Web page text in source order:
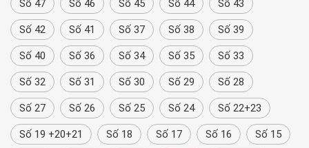
Số 47 Số 46 Số 45 Số 44 Số 43
Số 42 Số 41 Số 37 Số 38 Số 39
Số 40 Số 36 Số 34 Số 35 Số 33
Số 32 Số 31 Số 30 Số 29 Số 28
Số 27 Số 26 Số 25 Số 24 Số 22+23
Số 19 +20+21 Số 18 Số 17 Số 16 Số 15